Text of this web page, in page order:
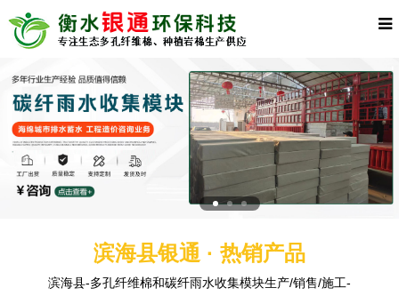
滨海县银通 · 热销产品
滨海县-多孔纤维棉和碳纤雨水收集模块生产/销售/施工-